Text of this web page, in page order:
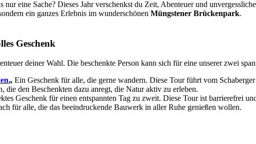
nur eine Sache? Dieses Jahr verschenkst du Zeit, Abenteuer und
ein ganzes Erlebnis im wunderschönenMüngstener Brückenpark.
Geschenk
deiner Wahl. Die beschenkte Person kann sich für eine unserer zwei
„ Ein Geschenk für alle, die gerne wandern. Diese Tour führt vom
den Beschenkten dazu anregt, die Natur aktiv zu erleben.
Geschenk für einen entspannten Tag zu zweit. Diese Tour ist barrierefrei
für alle, die das beeindruckende Bauwerk in aller Ruhe genießen wollen.